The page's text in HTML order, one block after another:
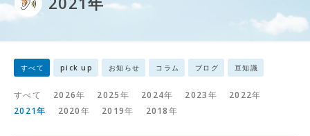
すべて pick up お知らせ コラム ブログ 豆知識
すべて 2026年 2025年 2024年 2023年
2022年
2021年
2020年 2019年 2018年